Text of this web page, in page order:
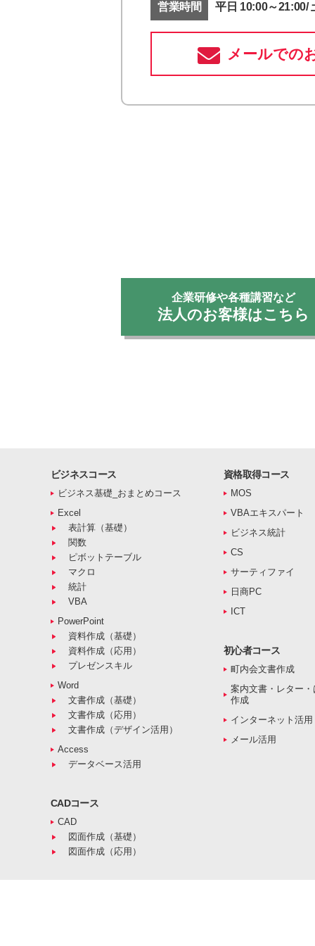
営業時間 平日 10:00～21:00/
メールでの
企業研修や各種講習など
法人のお客様はこちら
ビジネスコース
ビジネス基礎_おまとめコース
Excel
表計算（基礎）
関数
ピボットテーブル
マクロ
統計
VBA
PowerPoint
資料作成（基礎）
資料作成（応用）
プレゼンスキル
Word
文書作成（基礎）
文書作成（応用）
文書作成（デザイン活用）
Access
データベース活用
CADコース
CAD
図面作成（基礎）
図面作成（応用）
資格取得コース
MOS
VBAエキスパート
ビジネス統計
CS
サーティファイ
日商PC
ICT
初心者コース
町内会文書作成
案内文書・レター
作成
インターネット活用
メール活用